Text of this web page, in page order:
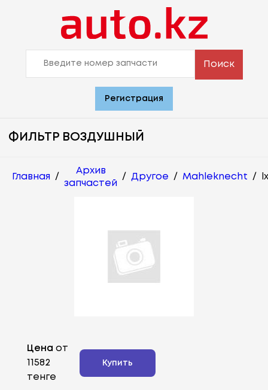
Поиск
Регистрация
ФИЛЬТР ВОЗДУШНЫЙ
Главная /
Архив
запчастей
/ Другое / Mahleknecht /
Цена от
11582
тенге
Купить